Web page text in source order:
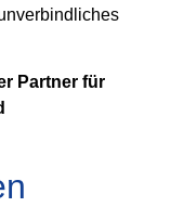
Partner für